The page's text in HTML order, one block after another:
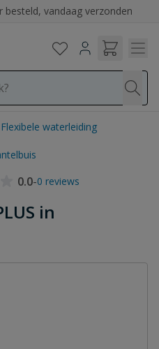
besteld, vandaag verzonden
Flexibele waterleiding
0.0-0 reviews
in